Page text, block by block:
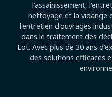
l’assainissement,
nettoyage et la vidange
l'entretien d'ouvrages
dans le traitement des
Lot. Avec plus de 30 ans
des solutions efficaces